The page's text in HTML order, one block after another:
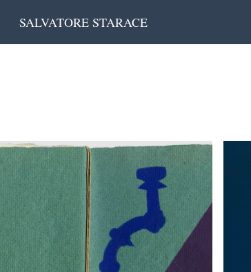
SALVATORE STARACE